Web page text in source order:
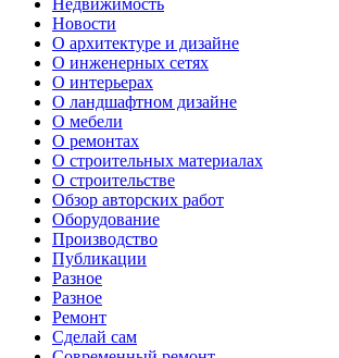
Недвижимость
Новости
О архитектуре и дизайне
О инженерных сетях
О интерьерах
О ландшафтном дизайне
О мебели
О ремонтах
О строительных материалах
О строительстве
Обзор авторских работ
Оборудование
Производство
Публикации
Разное
Разное
Ремонт
Сделай сам